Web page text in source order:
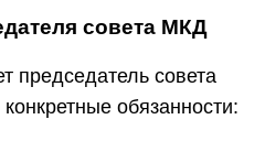
совета МКД
председатель совета
обязанности: